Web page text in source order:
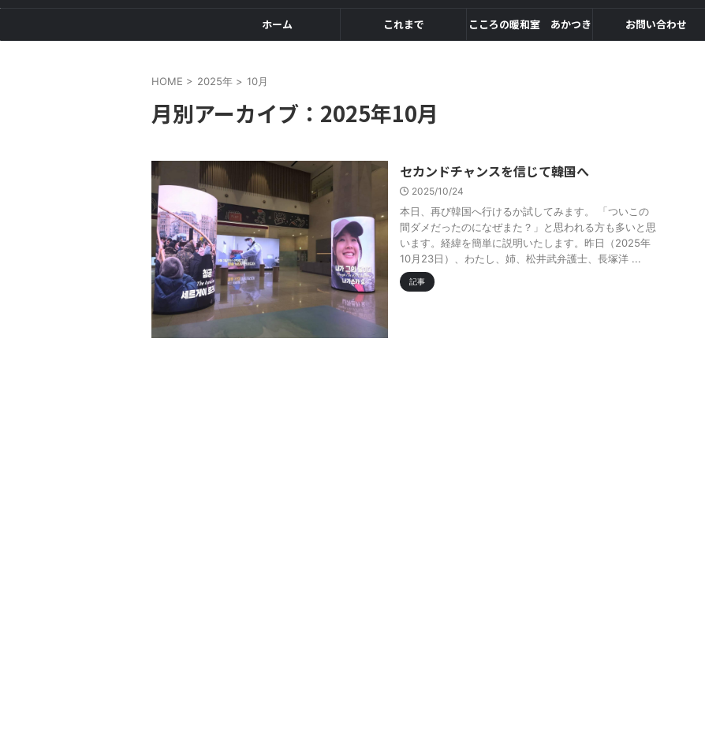
ホーム これまで こころの暖和室 あかつき お問い合わせ
HOME > 2025年 > 10月
月別アーカイブ：2025年10月
セカンドチャンスを信じて――韓国へ
2025/10/24
本日、再び韓国へ行けるか試してみます。 「ついこの
間ダメだったのになぜまた？」と思われる方も多いと思
います。経緯を簡単に説明いたします。昨日（2025年
10月23日）、わたし、姉、松井武弁護士、長塚洋 ...
記事